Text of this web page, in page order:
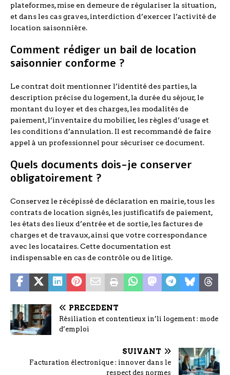
plateformes, mise en demeure de régulariser la situation,
et dans les cas graves, interdiction d’exercer l’activité de
location saisonnière.
Comment rédiger un bail de location
saisonnier conforme ?
Le contrat doit mentionner l’identité des parties, la
description précise du logement, la durée du séjour, le
montant du loyer et des charges, les modalités de
paiement, l’inventaire du mobilier, les règles d’usage et
les conditions d’annulation. Il est recommandé de faire
appel à un professionnel pour sécuriser ce document.
Quels documents dois-je conserver
obligatoirement ?
Conservez le récépissé de déclaration en mairie, tous les
contrats de location signés, les justificatifs de paiement,
les états des lieux d’entrée et de sortie, les factures de
charges et de travaux, ainsi que votre correspondance
avec les locataires. Cette documentation est
indispensable en cas de contrôle ou de litige.
PRÉCÉDENT
Résiliation et contentieux in’li logement : mode
d’emploi
SUIVANT
Facturation électronique : innover dans le
respect des normes